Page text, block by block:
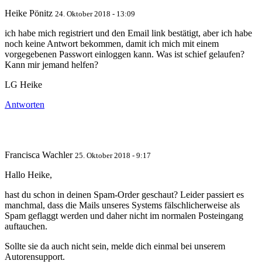
Heike Pönitz 24. Oktober 2018 - 13:09
ich habe mich registriert und den Email link bestätigt, aber ich habe
noch keine Antwort bekommen, damit ich mich mit einem
vorgegebenen Passwort einloggen kann. Was ist schief gelaufen?
Kann mir jemand helfen?
LG Heike
Antworten
Francisca Wachler 25. Oktober 2018 - 9:17
Hallo Heike,
hast du schon in deinen Spam-Order geschaut? Leider passiert es
manchmal, dass die Mails unseres Systems fälschlicherweise als
Spam geflaggt werden und daher nicht im normalen Posteingang
auftauchen.
Sollte sie da auch nicht sein, melde dich einmal bei unserem
Autorensupport.